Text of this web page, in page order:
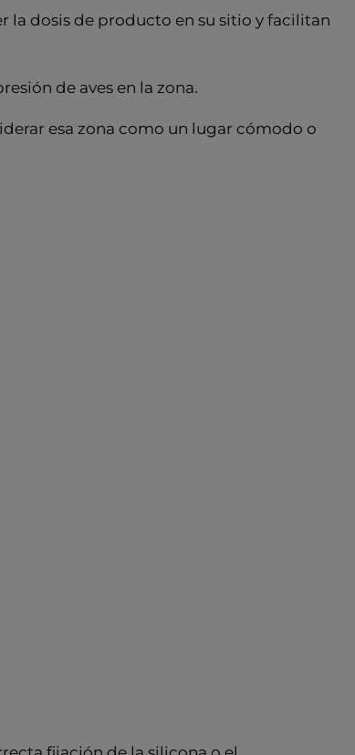
la dosis de producto en su sitio y facilitan
de aves en la zona.
esa zona como un lugar cómodo o